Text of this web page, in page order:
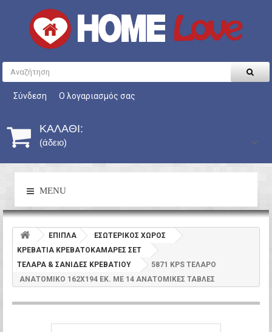
Σύνδεση Ο λογαριασμός σας
ΚΑΛΆΘΙ:
(άδειο)
MENU
ΕΠΙΠΛΑ
ΕΣΩΤΕΡΙΚΟΣ ΧΩΡΟΣ
ΚΡΕΒΑΤΙΑ ΚΡΕΒΑΤΟΚΑΜΑΡΕΣ ΣΕΤ
ΤΕΛΑΡΑ & ΣΑΝΙΔΕΣ ΚΡΕΒΑΤΙΟΥ
5871 KPS ΤΕΛΑΡΟ
ΑΝΑΤΟΜΙΚΟ 162Χ194 ΕΚ. ΜΕ 14 ΑΝΑΤΟΜΙΚΕΣ ΤΑΒΛΕΣ